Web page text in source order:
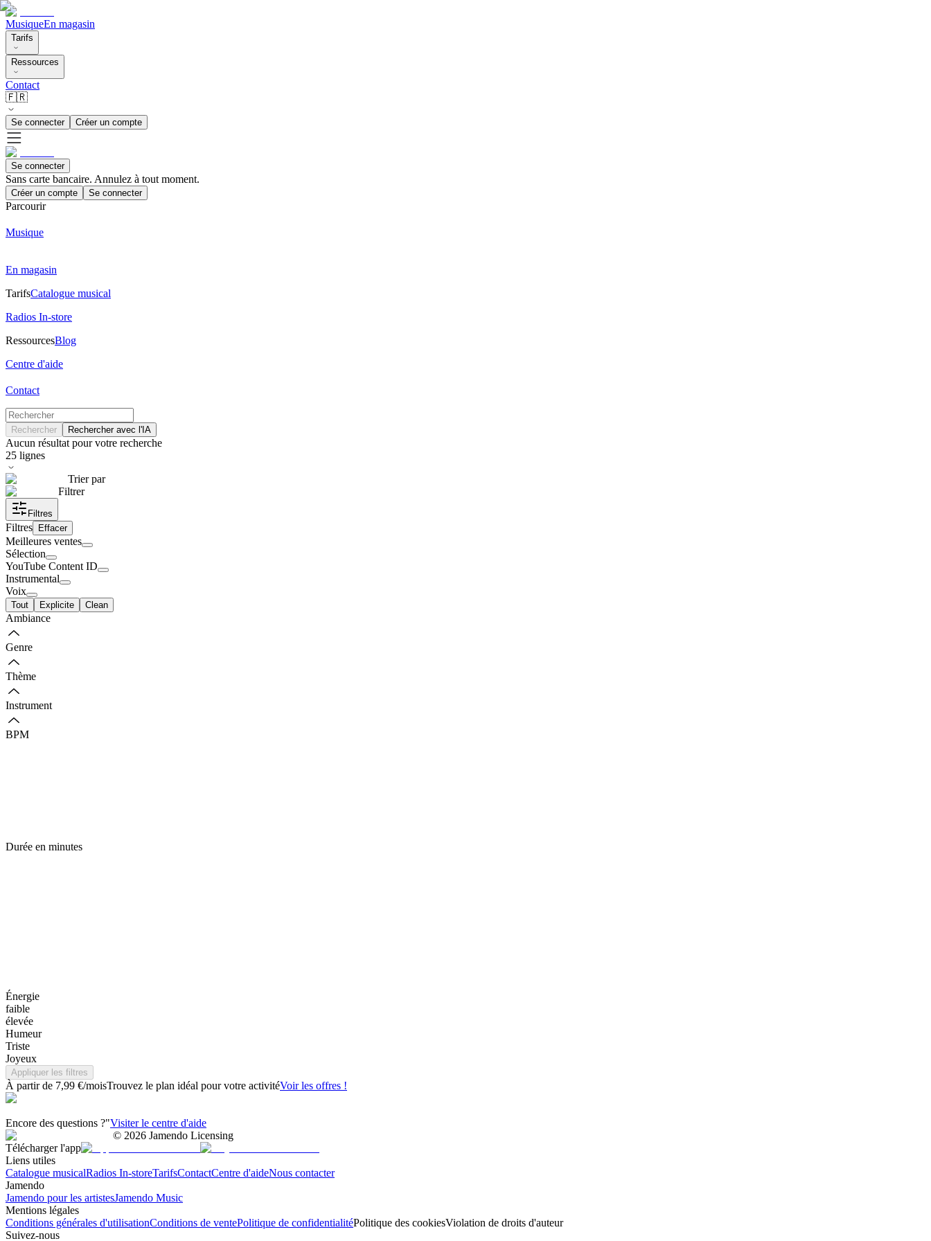
MusiqueEn magasin
Tarifs
Ressources
Contact
🇫🇷
Se connecter Créer un compte
Se connecter
Sans carte bancaire. Annulez à tout moment.
Créer un compte Se connecter
Parcourir
Musique
En magasin
TarifsCatalogue musical
Radios In-store
RessourcesBlog
Centre d'aide
Contact
Rechercher Rechercher avec l'IA
Aucun résultat pour votre recherche
25 lignes
Trier par
Filtrer
Filtres
Filtres Effacer
Meilleures ventes
Sélection
YouTube Content ID
Instrumental
Voix
Tout Explicite Clean
Ambiance
Genre
Thème
Instrument
BPM
Durée en minutes
Énergie
faible
élevée
Humeur
Triste
Joyeux
Appliquer les filtres
À partir de 7,99 €/moisTrouvez le plan idéal pour votre activitéVoir les offres !
Encore des questions ?"Visiter le centre d'aide
© 2026 Jamendo Licensing
Télécharger l'app
Liens utiles
Catalogue musicalRadios In-storeTarifsContactCentre d'aideNous contacter
Jamendo
Jamendo pour les artistesJamendo Music
Mentions légales
Conditions générales d'utilisationConditions de ventePolitique de confidentialitéPolitique des cookiesViolation de droits d'auteur
Suivez-nous